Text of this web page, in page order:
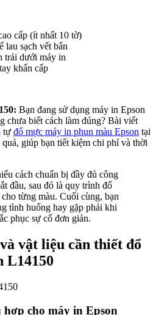
cấp (ít nhất 10 tờ)
lau sạch vết bẩn
trải dưới máy in
khẩn cấp
Bạn đang sử dụng máy in Epson
chưa biết cách làm đúng? Bài viết
tự đổ mực máy in phun màu Epson tại
giúp bạn tiết kiệm chi phí và thời
cách chuẩn bị đầy đủ công
đầu, sau đó là quy trình đổ
từng màu. Cuối cùng, bạn
tình huống hay gặp phải khi
phục sự cố đơn giản.
vật liệu cần thiết đổ
L14150
cho máy in Epson